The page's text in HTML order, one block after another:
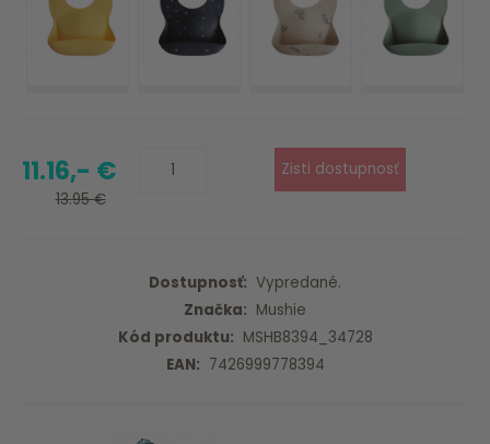
11.16,- €
13.95 €
Dostupnosť: Vypredané.
Značka: Mushie
Kód produktu: MSHB8394_34728
EAN: 7426999778394